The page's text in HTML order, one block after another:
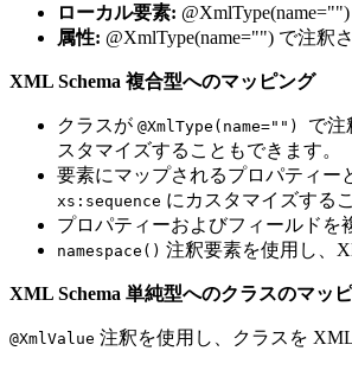
ローカル要素:
属性: @XmlType(name="") で注釈
XML Schema 複合型へのマッピング
クラスが @XmlType(name="") で注
スタマイズすることもできます。
要素にマップされるプロパティー
xs:sequence にカスタマイズする
プロパティーおよびフィールドを
namespace() 注釈要素を使用し、
XML Schema 単純型へのクラスのマッ
@XmlValue 注釈を使用し、クラスを